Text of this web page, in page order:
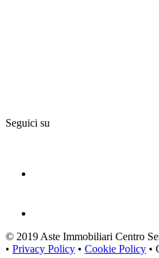
Seguici su
© 2019 Aste Immobiliari Centro
• Privacy Policy • Cookie Policy •